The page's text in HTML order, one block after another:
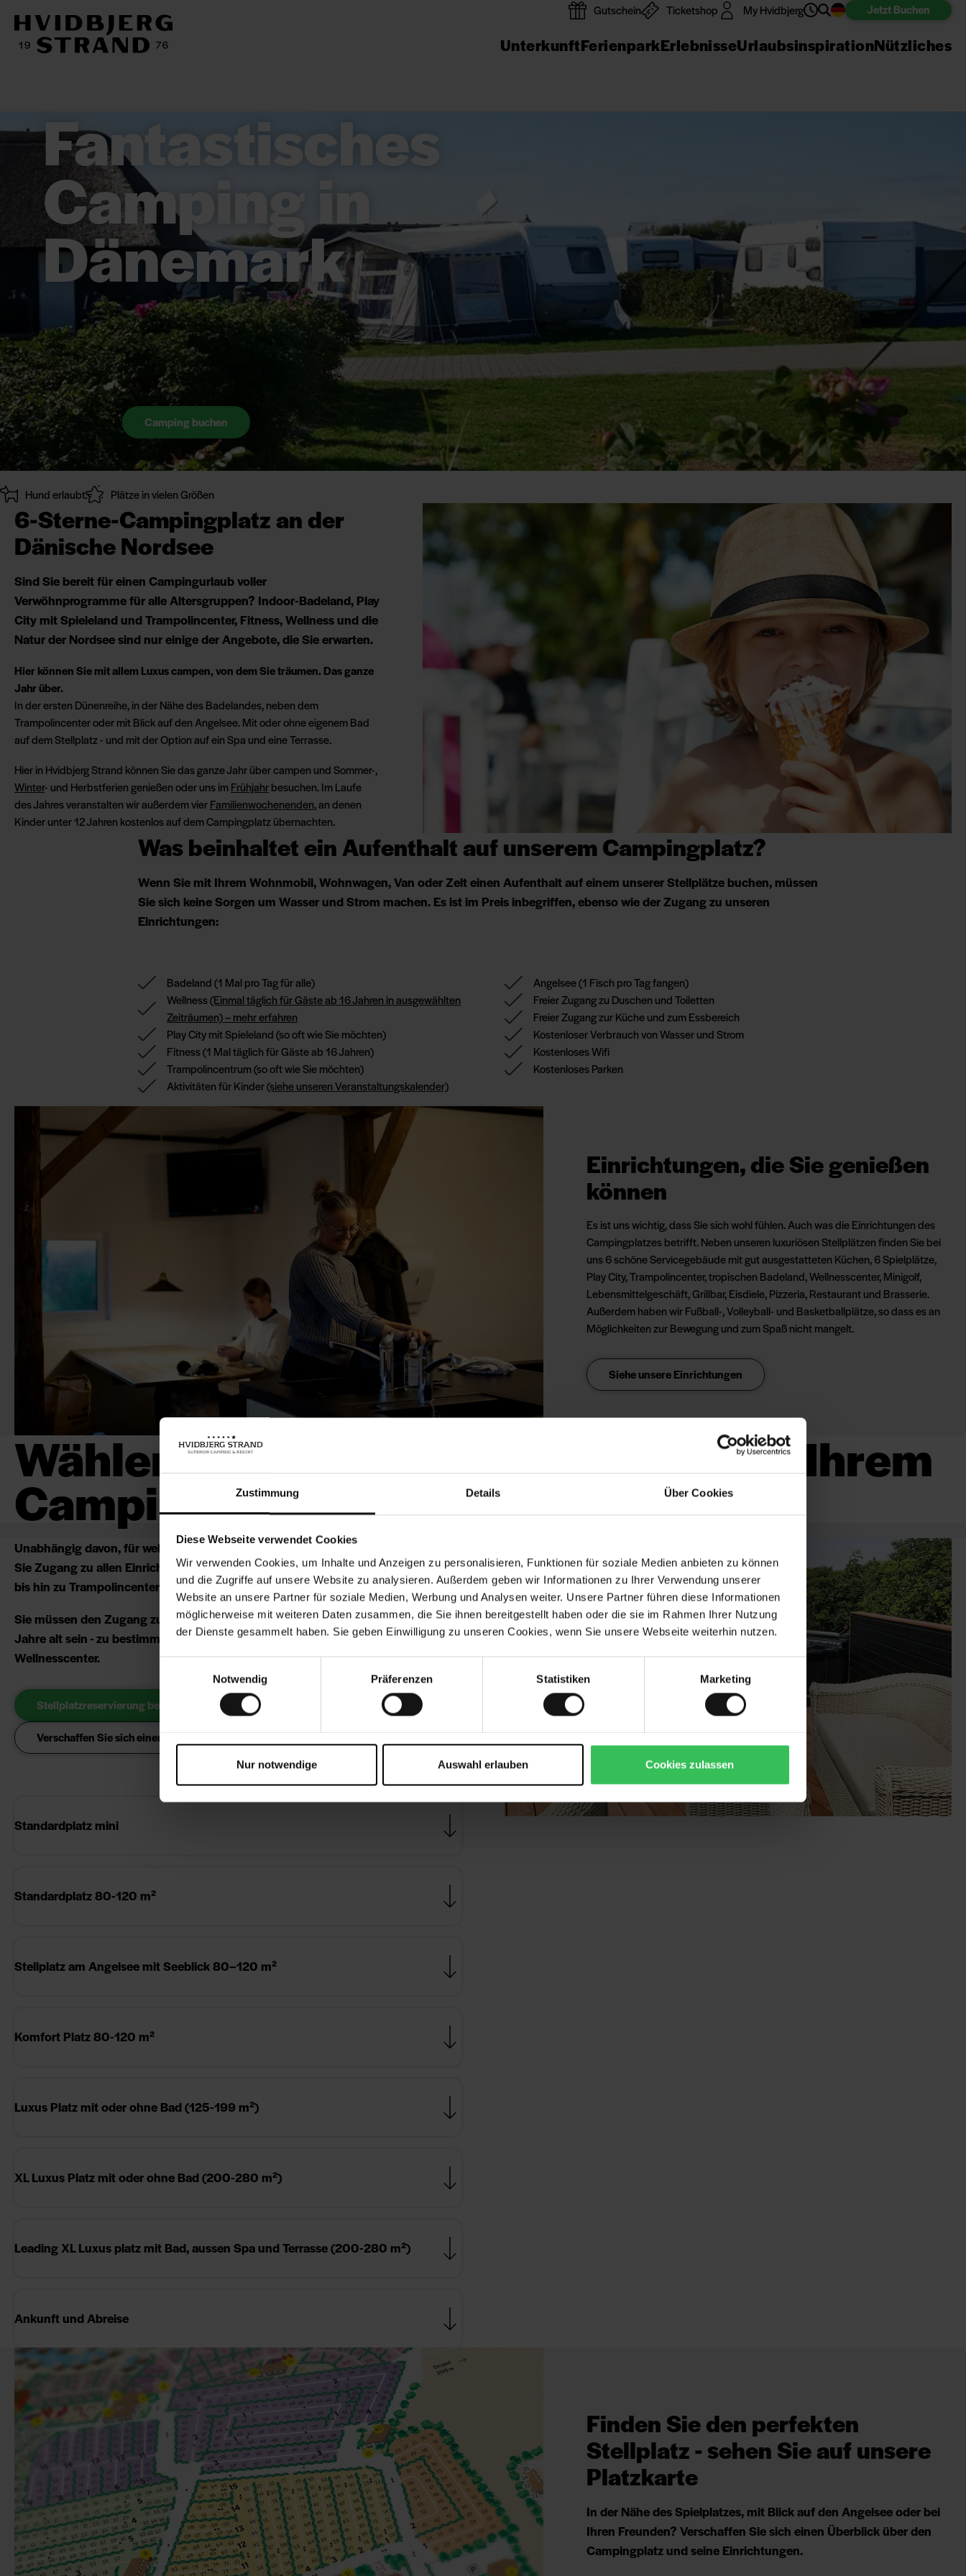
Zustimmung Details Über Cookies
Diese Webseite verwendet Cookies
Wir verwenden Cookies, um Inhalte und Anzeigen zu personalisieren, Funktionen für soziale Medien anbieten zu können
und die Zugriffe auf unsere Website zu analysieren. Außerdem geben wir Informationen zu Ihrer Verwendung unserer
Website an unsere Partner für soziale Medien, Werbung und Analysen weiter. Unsere Partner führen diese Informationen
möglicherweise mit weiteren Daten zusammen, die Sie ihnen bereitgestellt haben oder die sie im Rahmen Ihrer Nutzung
der Dienste gesammelt haben. Sie geben Einwilligung zu unseren Cookies, wenn Sie unsere Webseite weiterhin nutzen.
Notwendig
Präferenzen Statistiken Marketing
Nur notwendige Auswahl erlauben Cookies zulassen
Gutschein Ticketshop My Hvidbjerg JetztBuchen
UnterkunftFerienparkErlebnisseUrlaubsinspirationNützliches
Fantastisches
Camping in
Dänemark
Camping buchen
Hund erlaubt Plätze in vielen Größen
6-Sterne-Campingplatz an der
Dänische Nordsee
Sind Sie bereit für einen Campingurlaub voller
Verwöhnprogramme für alle Altersgruppen? Indoor-Badeland, Play
City mit Spieleland und Trampolincenter, Fitness, Wellness und die
Natur der Nordsee sind nur einige der Angebote, die Sie erwarten.
Hier können Sie mit allem Luxus campen, von dem Sie träumen. Das ganze
Jahr über.
In der ersten Dünenreihe, in der Nähe des Badelandes, neben dem
Trampolincenter oder mit Blick auf den Angelsee. Mit oder ohne eigenem Bad
auf dem Stellplatz - und mit der Option auf ein Spa und eine Terrasse.
Hier in Hvidbjerg Strand können Sie das ganze Jahr über campen und Sommer-,
Winter- und Herbstferien genießen oder uns imFrühjahrbesuchen. Im Laufe
des Jahres veranstalten wir außerdem vierFamilienwochenenden, an denen
Kinder unter 12 Jahren kostenlos auf dem Campingplatz übernachten.
Was beinhaltet ein Aufenthalt auf unserem Campingplatz?
Wenn Sie mit Ihrem Wohnmobil, Wohnwagen, Van oder Zelt einen Aufenthalt auf einem unserer Stellplätze buchen, müssen
Sie sich keine Sorgen um Wasser und Strom machen. Es ist im Preis inbegriffen, ebenso wie der Zugang zu unseren
Einrichtungen:
Badeland(1 Mal pro Tag für alle)
Wellness(Einmal täglich für Gäste ab 16 Jahren in ausgewählten
Zeiträumen) – mehr erfahren
Play City mit Spieleland(so oft wie Sie möchten)
Fitness(1 Mal täglich für Gäste ab 16 Jahren)
Trampolincentrum(so oft wie Sie möchten)
Aktivitäten für Kinder(siehe unseren Veranstaltungskalender)
Angelsee(1 Fisch pro Tag fangen)
Freier Zugang zu Duschen und Toiletten
Freier Zugang zur Küche und zum Essbereich
Kostenloser Verbrauch von Wasser und Strom
Kostenloses Wifi
Kostenloses Parken
Einrichtungen, die Sie genießen
können
Es ist uns wichtig, dass Sie sich wohl fühlen. Auch was die Einrichtungen des
Campingplatzes betrifft. Neben unseren luxuriösen Stellplätzen finden Sie bei
uns 6 schöne Servicegebäude mit gut ausgestatteten Küchen, 6 Spielplätze,
Play City, Trampolincenter, tropischen Badeland, Wellnesscenter, Minigolf,
Lebensmittelgeschäft, Grillbar, Eisdiele, Pizzeria, Restaurant und Brasserie.
Außerdem haben wir Fußball-, Volleyball- und Basketballplätze, so dass es an
Möglichkeiten zur Bewegung und zum Spaß nicht mangelt.
Siehe unsere Einrichtungen
Wählen Sie den Stellplatztyp, der zu Ihrem
Campingurlaub passt
Unabhängig davon, für welchen unserer Stellplätze Sie sich entscheiden, haben
Sie Zugang zu allen Einrichtungen des Ferienparks - von Badeland und Wellness
bis hin zu Trampolincenter und Spieleland.
Sie müssen den Zugang zum Wellness-Center erwerben und mindestens 16
Jahre alt sein - zu bestimmten Zeiten haben Camper jedoch freien Zugang zum
Wellnesscenter.
Stellplatzreservierung beginnen
Verschaffen Sie sich einen Überblick über Hvidbjerg
Standardplatz mini
Standardplatz 80-120 m²
Stellplatz am Angelsee mit Seeblick 80–120 m²
Komfort Platz 80-120 m²
Luxus Platz mit oder ohne Bad (125-199 m²)
XL Luxus Platz mit oder ohne Bad (200-280 m²)
Leading XL Luxus platz mit Bad, aussen Spa und Terrasse (200-280 m²)
Ankunft und Abreise
Finden Sie den perfekten
Stellplatz - sehen Sie auf unsere
Platzkarte
In der Nähe des Spielplatzes, mit Blick auf den Angelsee oder bei
Ihren Freunden? Verschaffen Sie sich einen Überblick über den
Campingplatz und seine Einrichtungen.